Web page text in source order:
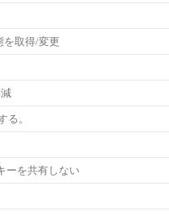
を取得/変更
る。
ーを共有しない